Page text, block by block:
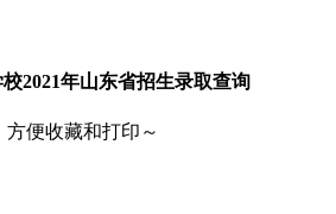
2021年山东省招生录取查询
方便收藏和打印～